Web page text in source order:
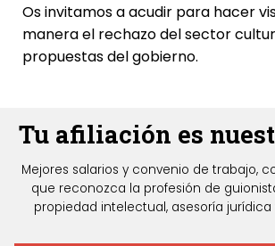
Os invitamos a acudir para hacer
manera el rechazo del sector
propuestas del gobierno.
Tu afiliación es
Mejores salarios y convenio de trabajo,
que reconozca la profesión de
propiedad intelectual, asesoría jurídica